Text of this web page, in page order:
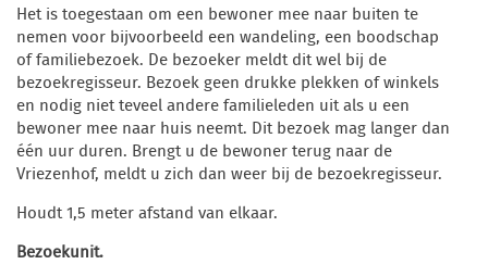
Het is toegestaan om een bewoner mee naar buiten te
nemen voor bijvoorbeeld een wandeling, een boodschap
of familiebezoek. De bezoeker meldt dit wel bij de
bezoekregisseur. Bezoek geen drukke plekken of winkels
en nodig niet teveel andere familieleden uit als u een
bewoner mee naar huis neemt. Dit bezoek mag langer dan
één uur duren. Brengt u de bewoner terug naar de
Vriezenhof, meldt u zich dan weer bij de bezoekregisseur.
Houdt 1,5 meter afstand van elkaar.
Bezoekunit.